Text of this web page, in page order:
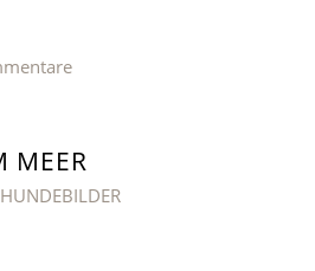
MEER
HUNDEBILDER